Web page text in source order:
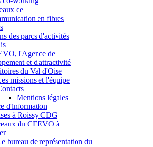
de
en fibres
des parcs d'activités
l'Agence de
et d'attractivité
du Val d'Oise
missions et l'équipe
Mentions légales
d'information
à Roissy CDG
du CEEVO à
bureau de représentation du